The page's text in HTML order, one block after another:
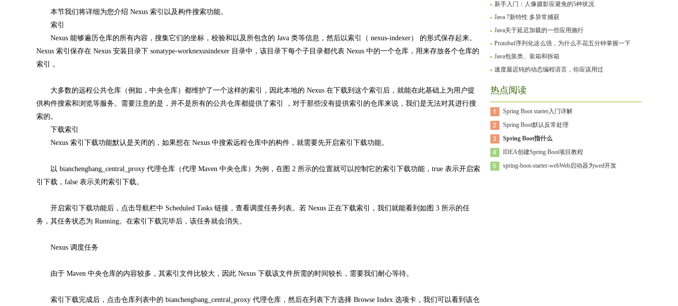
本节我们将详细为您介绍 Nexus 索引以及构件搜索功能。
索引
Nexus 能够遍历仓库的所有内容，搜集它们的坐标，校验和以及所包含的 Java 类等信息，然后以索引（ nexus-indexer） 的形式保存起来。
Nexus 索引保存在 Nexus 安装目录下 sonatype-worknexusindexer 目录中，该目录下每个子目录都代表 Nexus 中的一个仓库，用来存放各个仓库的
索引 。
大多数的远程公共仓库（例如，中央仓库）都维护了一个这样的索引，因此本地的 Nexus 在下载到这个索引后，就能在此基础上为用户提
供构件搜索和浏览等服务。需要注意的是，并不是所有的公共仓库都提供了索引 ，对于那些没有提供索引的仓库来说，我们是无法对其进行搜
索的。
下载索引
Nexus 索引下载功能默认是关闭的，如果想在 Nexus 中搜索远程仓库中的构件，就需要先开启索引下载功能。
以 bianchengbang_central_proxy 代理仓库（代理 Maven 中央仓库）为例，在图 2 所示的位置就可以控制它的索引下载功能，true 表示开启索
引下载，false 表示关闭索引下载。
开启索引下载功能后，点击导航栏中 Scheduled Tasks 链接，查看调度任务列表。若 Nexus 正在下载索引，我们就能看到如图 3 所示的任
务，其任务状态为 Running。在索引下载完毕后，该任务就会消失。
Nexus 调度任务
由于 Maven 中央仓库的内容较多，其索引文件比较大，因此 Nexus 下载该文件所需的时间较长，需要我们耐心等待。
索引下载完成后，点击仓库列表中的 bianchengbang_central_proxy 代理仓库，然后在列表下方选择 Browse Index 选项卡，我们可以看到该仓
新手入门：人像摄影应避免的5种状况
Java 7新特性 多异常捕获
Java关于延迟加载的一些应用施行
Protobuf序列化这么强，为什么不花五分钟掌握一下
Java包装类、装箱和拆箱
速度最迟钝的动态编程语言，你应该用过
热点阅读
Spring Boot starter入门详解
Spring Boot默认反常处理
Spring Boot指什么
IDEA创建Spring Boot项目教程
spring-boot-starter-webWeb启动器为wed开发